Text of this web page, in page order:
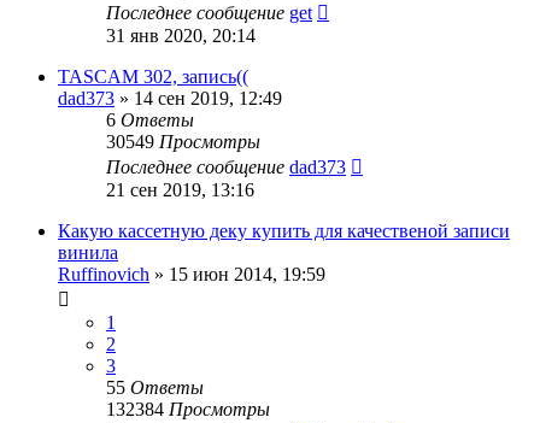
Последнее сообщение get
31 янв 2020, 20:14
TASCAM 302, запись((
dad373 » 14 сен 2019, 12:49
6 Ответы
30549 Просмотры
Последнее сообщение dad373
21 сен 2019, 13:16
Какую кассетную деку купить для качественой записи
винила
Ruffinovich » 15 июн 2014, 19:59
1
2
3
55 Ответы
132384 Просмотры